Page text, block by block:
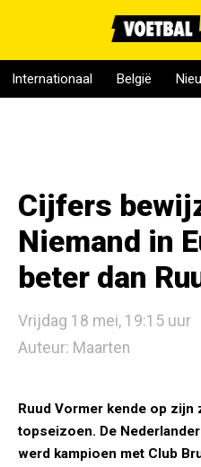
Internationaal België
Cijfers
Niemand in
beter dan
Vrijdag 18 mei, 19:15 uur
Auteur: Maarten
Ruud Vormer kende op zijn
topseizoen. De
werd kampioen met Club